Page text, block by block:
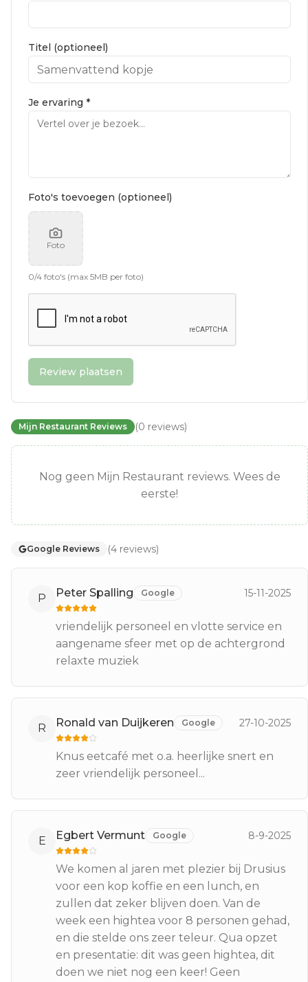
Titel (optioneel)
Je ervaring *
Foto's toevoegen (optioneel)
Foto
0/4 foto's (max 5MB per foto)
Review plaatsen
Mijn Restaurant Reviews (0 reviews)
Nog geen Mijn Restaurant reviews. Wees de
eerste!
Google Reviews (4 reviews)
P Peter Spalling Google 15-11-2025
vriendelijk personeel en vlotte service en
aangename sfeer met op de achtergrond
relaxte muziek
R Ronald van Duijkeren Google 27-10-2025
Knus eetcafé met o.a. heerlijke snert en
zeer vriendelijk personeel...
E Egbert Vermunt Google 8-9-2025
We komen al jaren met plezier bij Drusius
voor een kop koffie en een lunch, en
zullen dat zeker blijven doen. Van de
week een hightea voor 8 personen gehad,
en die stelde ons zeer teleur. Qua opzet
en presentatie: dit was geen hightea, dit
doen we niet nog een keer! Geen